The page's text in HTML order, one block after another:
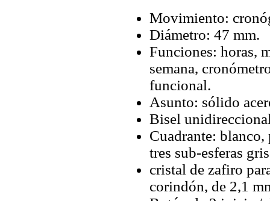
Movimiento:
Diámetro: 47 mm.
Funciones: horas,
semana,
funcional.
Asunto: sólido
Bisel
Cuadrante: blanco,
tres sub-esferas
cristal de zafiro
corindón, de 2,1